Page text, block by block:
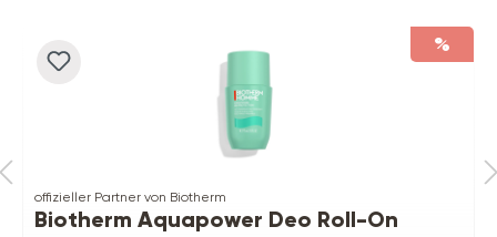
%
offizieller Partner von Biotherm
Biotherm Aquapower Deo Roll-On